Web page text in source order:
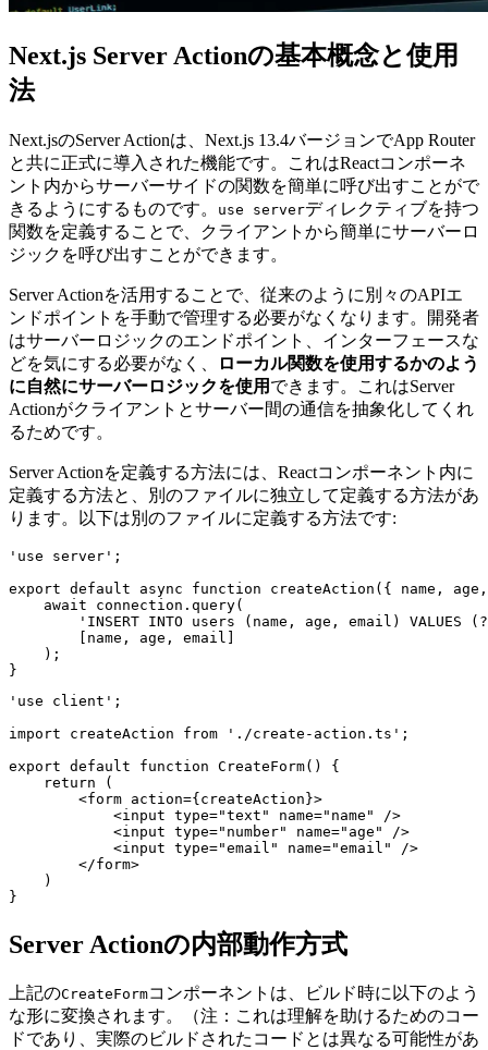
Next.js Server Actionの基本概念と使用
法
Next.jsのServer Actionは、Next.js 13.4バージョンでApp Router
と共に正式に導入された機能です。これはReactコンポーネ
ント内からサーバーサイドの関数を簡単に呼び出すことがで
きるようにするものです。
use serverディレクティブを持つ
関数を定義することで、クライアントから簡単にサーバーロ
ジックを呼び出すことができます。
Server Actionを活用することで、従来のように別々のAPIエ
ンドポイントを手動で管理する必要がなくなります。開発者
はサーバーロジックのエンドポイント、インターフェースな
どを気にする必要がなく、
ローカル関数を使用するかのよう
に自然にサーバーロジックを使用 できます。これはServer
Actionがクライアントとサーバー間の通信を抽象化してくれ
るためです。
Server Actionを定義する方法には、Reactコンポーネント内に
定義する方法と、別のファイルに独立して定義する方法があ
ります。以下は別のファイルに定義する方法です:
'use server';
export default async function createAction({ name,
    await connection.query(
'INSERT INTO users (name, age, email) VALUES
        [name, age, email]
    );
'use client';
import createAction from './create-action.ts';
export default function CreateForm() {
    return (
        <form action={createAction}>
            <input type="text" name="name" />
            <input type="number" name="age" />
            <input type="email" name="email" />
        </form>
    )
Server Actionの内部動作方式
上記のCreateFormコンポーネントは、ビルド時に以下のよう
な形に変換されます。（注：これは理解を助けるためのコー
ドであり、実際のビルドされたコードとは異なる可能性があ